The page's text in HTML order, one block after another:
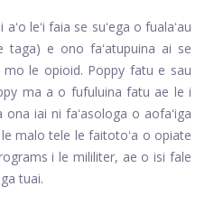
leʻi faia se suʻega o fualaʻau
e ono faʻatupuina ai se
mo le opioid. Poppy fatu e sau
ma a o fufuluina fatu ae le i
iai ni faʻasologa o aofaʻiga
malo tele le faitotoʻa o opiate
i le mililiter, ae o isi fale
tuai.